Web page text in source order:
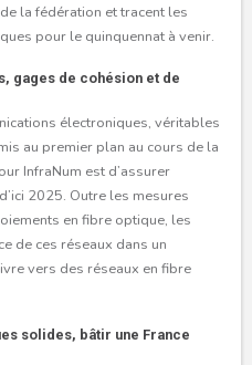
la fédération et tracent les
pour le quinquennat à venir.
gages de cohésion et de
électroniques, véritables
au premier plan au cours de la
InfraNum est d’assurer
2025. Outre les mesures
en fibre optique, les
de ces réseaux dans un
vers des réseaux en fibre
solides, bâtir une France